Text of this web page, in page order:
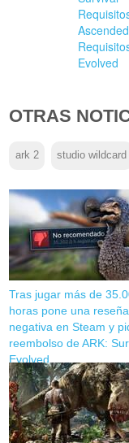
Ascended
Evolved
OTRAS
ark 2 studio wildcard
Tras jugar más de
horas pone una reseña
negativa en Steam y
reembolso de ARK:
Evolved